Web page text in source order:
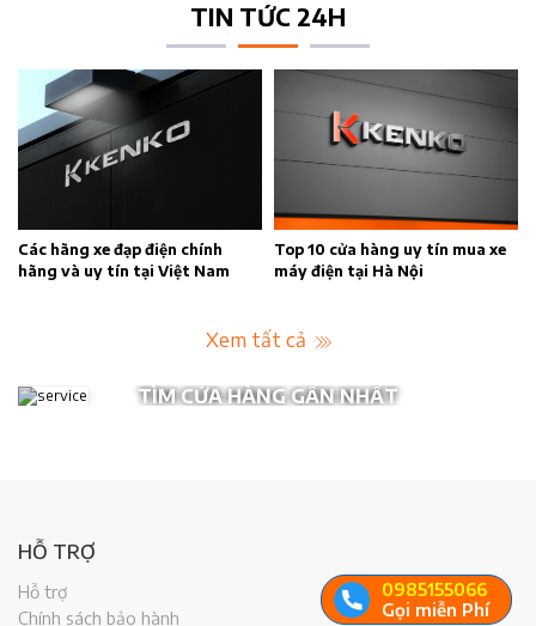
TIN TỨC 24H
Các hãng xe đạp điện chính
hãng và uy tín tại Việt Nam
Top 10 cửa hàng uy tín mua xe
máy điện tại Hà Nội
Xem tất cả
TÌM CỬA HÀNG GẦN NHẤT
0985155066
Gọi miễn Phí
HỖ TRỢ
Hỗ trợ
Chính sách bảo hành